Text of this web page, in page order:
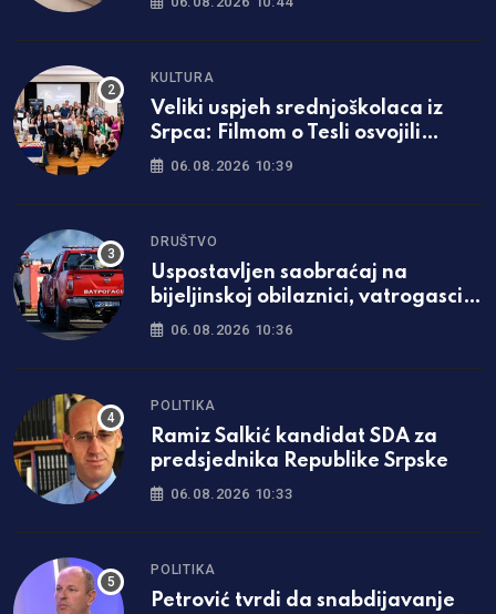
KULTURA
Veliki uspjeh srednjoškolaca iz
Srpca: Filmom o Tesli osvojili
Ameriku
06.08.2026 10:39
DRUŠTVO
Uspostavljen saobraćaj na
bijeljinskoj obilaznici, vatrogasci
ostaju dežurati
06.08.2026 10:36
POLITIKA
Ramiz Salkić kandidat SDA za
predsjednika Republike Srpske
06.08.2026 10:33
POLITIKA
Petrović tvrdi da snabdijavanje